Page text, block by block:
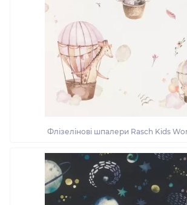
Флізелінові шпалери Rasch Kids